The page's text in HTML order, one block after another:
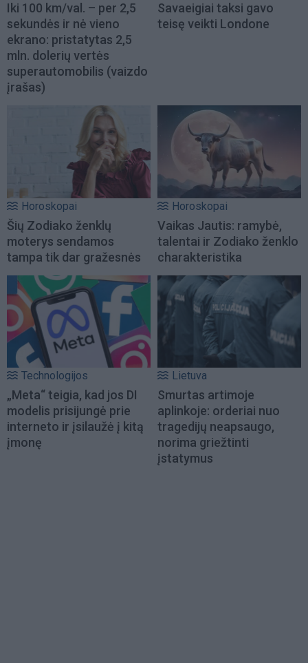
Iki 100 km/val. – per 2,5
sekundės ir nė vieno
ekrano: pristatytas 2,5
mln. dolerių vertės
superautomobilis (vaizdo
įrašas)
Savaeigiai taksi gavo
teisę veikti Londone
Horoskopai
Šių Zodiako ženklų
moterys sendamos
tampa tik dar gražesnės
Horoskopai
Vaikas Jautis: ramybė,
talentai ir Zodiako ženklo
charakteristika
Technologijos
„Meta“ teigia, kad jos DI
modelis prisijungė prie
interneto ir įsilaužė į kitą
įmonę
Lietuva
Smurtas artimoje
aplinkoje: orderiai nuo
tragedijų neapsaugo,
norima griežtinti
įstatymus